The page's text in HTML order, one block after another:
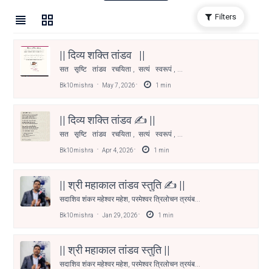
Filters
|| दिव्य शक्ति तांडव ||
सत सृष्टि तांडव रचयिता , सत्यं स्वरूपं , ...
Bk10mishra May 7, 2026 1 min
|| दिव्य शक्ति तांडव ✍️ ||
सत सृष्टि तांडव रचयिता , सत्यं स्वरूपं , ...
Bk10mishra Apr 4, 2026 1 min
|| श्री महाकाल तांडव स्तुति ✍️ ||
सदाशिव शंकर महेश्वर महेश, परमेश्वर त्रिलोचन त्रयंब...
Bk10mishra Jan 29, 2026 1 min
|| श्री महाकाल तांडव स्तुति ||
सदाशिव शंकर महेश्वर महेश, परमेश्वर त्रिलोचन त्रयंब...